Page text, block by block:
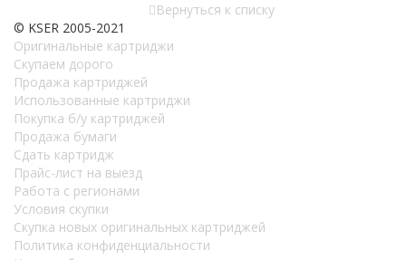
Вернуться к списку
© KSER 2005-2021
Оригинальные картриджи
Скупаем дорого
Продажа картриджей
Использованные картриджи
Покупка б/у картриджей
Продажа бумаги
Сдать картридж
Прайс-лист на выезд
Работа с регионами
Условия скупки
Скупка новых оригинальных картриджей
Политика конфиденциальности